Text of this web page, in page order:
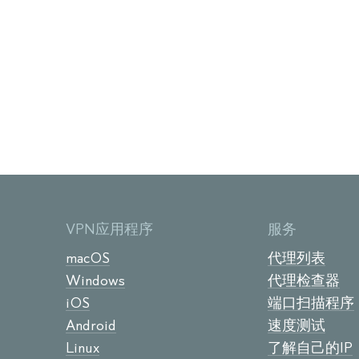
VPN应用程序
macOS
Windows
iOS
Android
Linux
服务
代理列表
代理检查器
端口扫描程序
速度测试
了解自己的IP